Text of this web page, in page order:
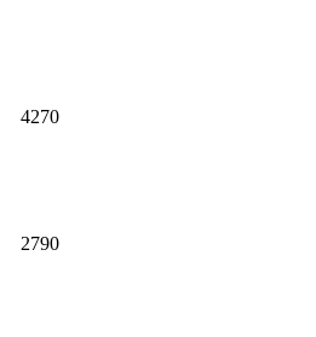
4270
2790